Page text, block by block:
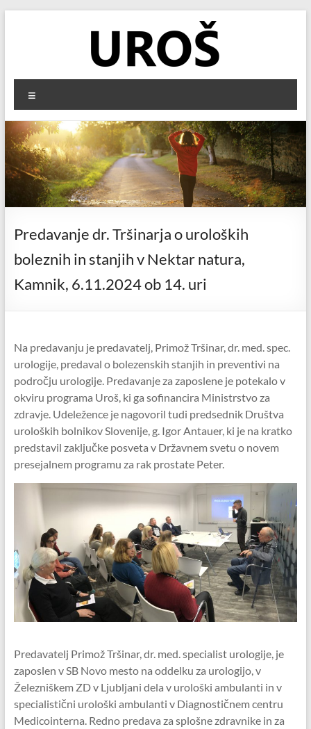
UROŠ
Zdravstveno
ozaveščanje
o
preventivi
in
obravnavi
kroničnih
uroloških
bolezni
in
stanj
Predavanje dr. Tršinarja o uroloških
boleznih in stanjih v Nektar natura,
Kamnik, 6.11.2024 ob 14. uri
Na predavanju je predavatelj, Primož Tršinar, dr. med. spec.
urologije, predaval o bolezenskih stanjih in preventivi na
področju urologije. Predavanje za zaposlene je potekalo v
okviru programa Uroš, ki ga sofinancira Ministrstvo za
zdravje. Udeležence je nagovoril tudi predsednik Društva
uroloških bolnikov Slovenije, g. Igor Antauer, ki je na kratko
predstavil zaključke posveta v Državnem svetu o novem
presejalnem programu za rak prostate Peter.
Predavatelj Primož Tršinar, dr. med. specialist urologije, je
zaposlen v SB Novo mesto na oddelku za urologijo, v
Železniškem ZD v Ljubljani dela v urološki ambulanti in v
specialistični urološki ambulanti v Diagnostičnem centru
Medicointerna. Redno predava za splošne zdravnike in za